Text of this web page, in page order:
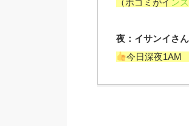
夜：イサンイさ
今日深夜1AM